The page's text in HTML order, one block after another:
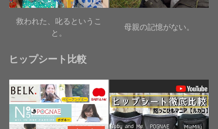
救われた、叱るというこ
と。
母親の記憶がない。
ヒップシート比較